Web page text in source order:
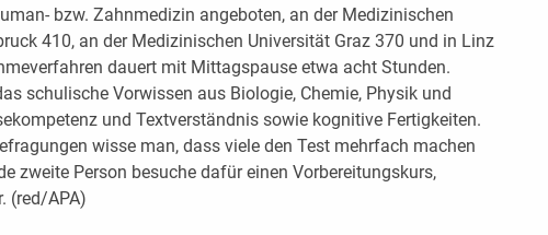
bzw. Zahnmedizin angeboten, an der Medizinischen
410, an der Medizinischen Universität Graz 370 und in Linz
dauert mit Mittagspause etwa acht Stunden.
schulische Vorwissen aus Biologie, Chemie, Physik und
und Textverständnis sowie kognitive Fertigkeiten.
wisse man, dass viele den Test mehrfach machen
zweite Person besuche dafür einen Vorbereitungskurs,
(red/APA)